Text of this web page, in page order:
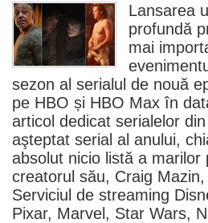
Lansarea
profundă
mai
sezon al serialul de nouă
pe HBO și HBO Max în
articol dedicat serialelor
aşteptat serial al anului,
absolut nicio listă a
creatorul său, Craig Mazin
Serviciul de streaming
Pixar, Marvel, Star Wars,